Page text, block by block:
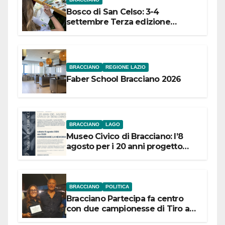
Bosco di San Celso: 3-4
settembre Terza edizione
BRACCIANO REGIONE LAZIO
Faber School Bracciano 2026
BRACCIANO LAGO
Museo Civico di Bracciano: l’8
agosto per i 20 anni progetto
BRACCIANO POLITICA
Bracciano Partecipa fa centro
con due campionesse di Tiro a